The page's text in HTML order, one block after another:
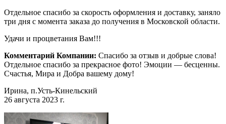
Отдельное спасибо за скорость оформления и доставку, заняло
три дня с момента заказа до получения в Московской области.
Удачи и процветания Вам!!!
Комментарий Компании: Спасибо за отзыв и добрые слова!
Отдельное спасибо за прекрасное фото! Эмоции — бесценны.
Счастья, Мира и Добра вашему дому!
Ирина, п.Усть-Кинельский
26 августа 2023 г.